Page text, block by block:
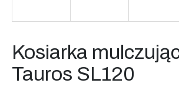
Kosiarka
Tauros SL120